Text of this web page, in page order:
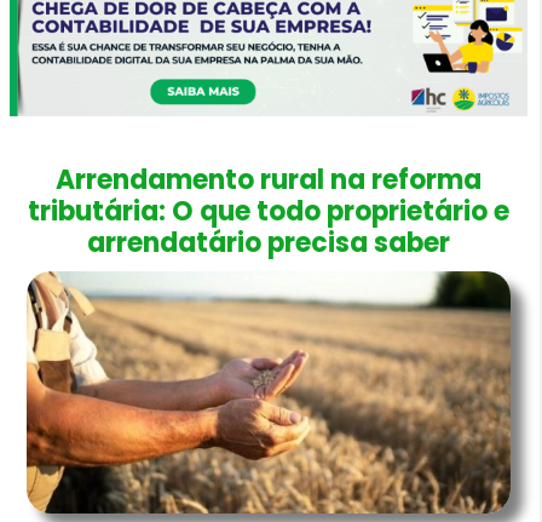
Arrendamento rural na reforma
tributária: O que todo proprietário e
arrendatário precisa saber